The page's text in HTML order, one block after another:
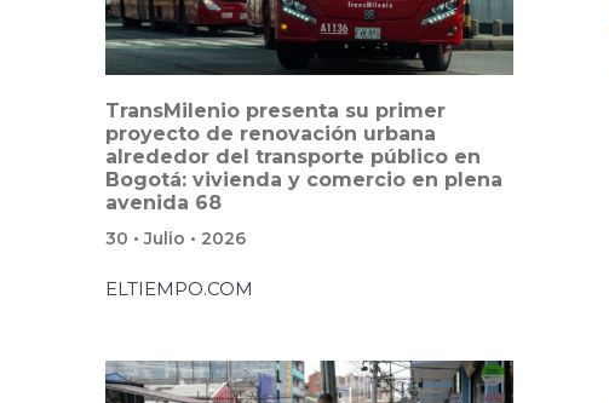
TransMilenio presenta su primer
proyecto de renovación urbana
alrededor del transporte público en
Bogotá: vivienda y comercio en plena
avenida 68
30 • Julio • 2026
ELTIEMPO.COM